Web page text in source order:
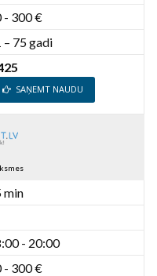
- 300 €
– 75 gadi
SAŅEMT NAUDU
min
- 20:00
- 300 €